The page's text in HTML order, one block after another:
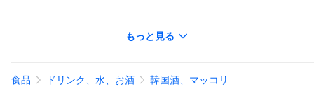
もっと見る
食品 ドリンク、水、お酒 韓国酒、マッコリ